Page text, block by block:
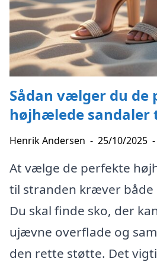
Sådan vælger du de
højhælede sandaler
Henrik Andersen - 25/10/2025 -
At vælge de perfekte
til stranden kræver både
Du skal finde sko, der
ujævne overflade og
den rette støtte. Det